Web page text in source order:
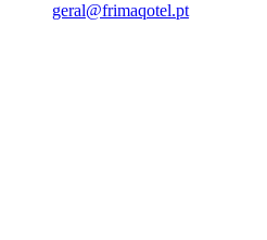
geral@frimaqotel.pt